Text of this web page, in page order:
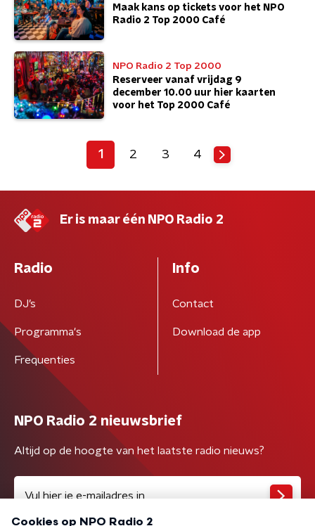
Maak kans op tickets voor het NPO
Radio 2 Top 2000 Café
NPO Radio 2 Top 2000
Reserveer vanaf vrijdag 9
december 10.00 uur hier kaarten
voor het Top 2000 Café
1 2 3 4
Er is maar één NPO Radio 2
Radio
DJ’s
Programma's
Frequenties
Info
Contact
Download de app
NPO Radio 2 nieuwsbrief
Altijd op de hoogte van het laatste radio nieuws?